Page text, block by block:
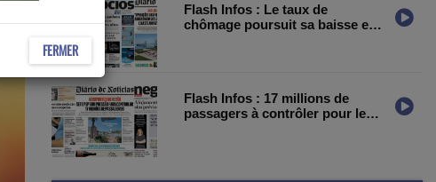
Flash Infos : Le taux de
chômage poursuit sa baisse en
Flash Infos : 17 millions de
passagers à contrôler pour le
FERMER